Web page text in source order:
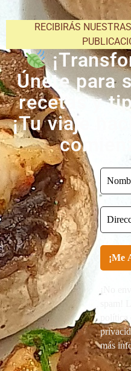
RECIBIRÁS
Únete para
recetas y
¡Tu viaje
spam!
política
más